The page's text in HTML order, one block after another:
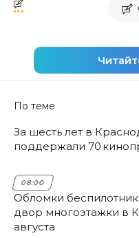
По теме
За шесть лет в
поддержали 70
08:00
Обломки
двор многоэтажки в
августа